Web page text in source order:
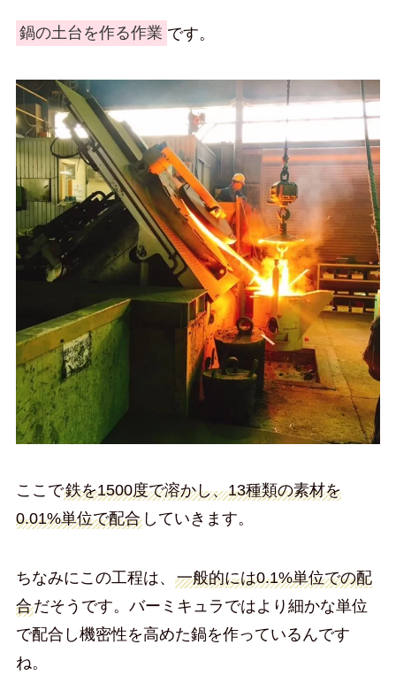
鍋の土台を作る作業 です。
ここで鉄を1500度で溶かし、13種類の素材を
0.01%単位で配合していきます。
ちなみにこの工程は、 一般的には0.1%単位での配
合だそうです。バーミキュラではより細かな単位
で配合し機密性を高めた鍋を作っているんです
ね。